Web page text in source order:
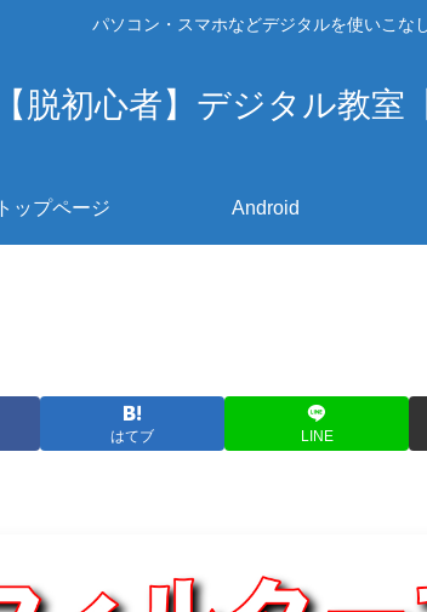
パソコン・スマホなどデジタルを使いこな
【脱初心者】デジタル教室
トップページ Android
はてブ LINE